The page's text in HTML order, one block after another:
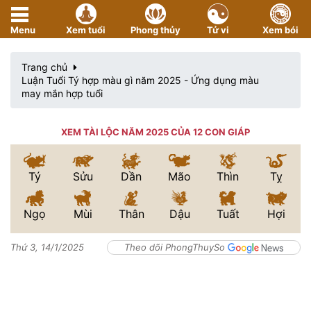
Menu Xem tuổi Phong thủy Tử vi Xem bói
Trang chủ
Luận Tuổi Tý hợp màu gì năm 2025 - Ứng dụng màu
may mắn hợp tuổi
XEM TÀI LỘC NĂM 2025 CỦA 12 CON GIÁP
Tý Sửu Dần Mão Thìn Tỵ
Ngọ Mùi Thân Dậu Tuất Hợi
Thứ 3, 14/1/2025 Theo dõi PhongThuySo